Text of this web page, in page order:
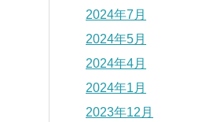
2024年7月
2024年5月
2024年4月
2024年1月
2023年12月